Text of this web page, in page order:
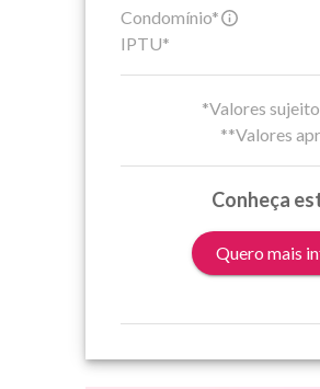
Condomínio*
IPTU*
*Valores
**Valores
Conheça
Quero mais